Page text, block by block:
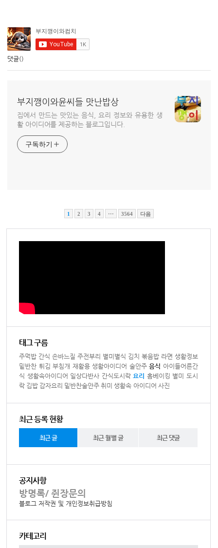
댓글()
부지깽이와윤씨들 맛난밥상
집에서 만드는 맛있는 음식, 요리 정보와 유용한 생
활 아이디어를 제공하는 블로그입니다.
구독하기
1 2 3 4 ··· 3564 다음
태그 구름
주먹밥 간식 손바느질 주전부리 별미별식 김치 볶음밥 라면 생활정보
밑반찬 튀김 부침개 재활용 생활아이디어 술안주 음식 아이들어른간
식 생활속아이디어 일상다반사 간식도시락 요리 홈베이킹 별미
도시
락 김밥 감자요리 밑반찬술안주 취미 생활속 아이디어 사진
최근 등록 현황
최근 글 최근 월별 글 최근 댓글
공지사항
방명록/ 쥔장문의
블로그 저작권 및 개인정보취급방침
카테고리